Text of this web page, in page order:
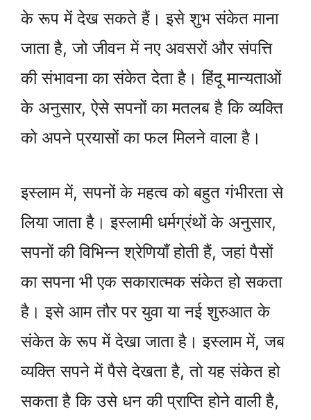
के रूप में देख सकते हैं। इसे शुभ संकेत माना
जाता है, जो जीवन में नए अवसरों और संपत्ति
की संभावना का संकेत देता है। हिंदू मान्यताओं
के अनुसार, ऐसे सपनों का मतलब है कि व्यक्ति
को अपने प्रयासों का फल मिलने वाला है।
इस्लाम में, सपनों के महत्व को बहुत गंभीरता से
लिया जाता है। इस्लामी धर्मग्रंथों के अनुसार,
सपनों की विभिन्न श्रेणियाँ होती हैं, जहां पैसों
का सपना भी एक सकारात्मक संकेत हो सकता
है। इसे आम तौर पर युवा या नई शुरुआत के
संकेत के रूप में देखा जाता है। इस्लाम में, जब
व्यक्ति सपने में पैसे देखता है, तो यह संकेत हो
सकता है कि उसे धन की प्राप्ति होने वाली है,